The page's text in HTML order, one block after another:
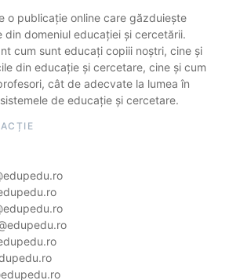
o publicație online care găzduiește
din domeniul educației și cercetării.
cum sunt educați copiii noștri, cine și
din educație și cercetare, cine și cum
cât de adecvate la lumea în
de educație și cercetare.